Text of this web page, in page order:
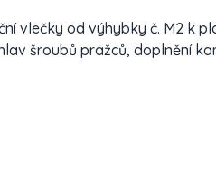
vlečky od výhybky č. M2 k
šroubů pražců, doplnění